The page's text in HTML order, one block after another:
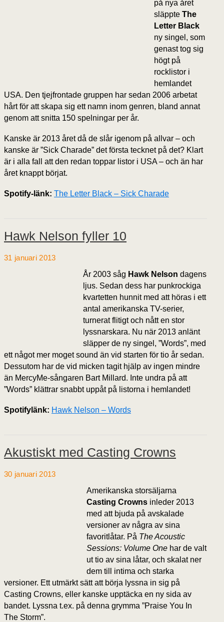
på nya året
släppte The
Letter Black
ny singel, som
genast tog sig
högt på
rocklistor i
hemlandet
USA. Den tjejfrontade gruppen har sedan 2006 arbetat
hårt för att skapa sig ett namn inom genren, bland annat
genom att snitta 150 spelningar per år.
Kanske är 2013 året då de slår igenom på allvar – och
kanske är ”Sick Charade” det första tecknet på det? Klart
är i alla fall att den redan toppar listor i USA – och än har
året knappt börjat.
Spotify-länk: The Letter Black – Sick Charade
Hawk Nelson fyller 10
31 januari 2013
År 2003 såg Hawk Nelson dagens
ljus. Sedan dess har punkrockiga
kvartetten hunnit med att höras i ett
antal amerikanska TV-serier,
turnerat flitigt och nått en stor
lyssnarskara. Nu när 2013 anlänt
släpper de ny singel, ”Words”, med
ett något mer moget sound än vid starten för tio år sedan.
Dessutom har de vid micken tagit hjälp av ingen mindre
än MercyMe-sångaren Bart Millard. Inte undra på att
”Words” klättrar snabbt uppåt på listorna i hemlandet!
Spotifylänk: Hawk Nelson – Words
Akustiskt med Casting Crowns
30 januari 2013
Amerikanska storsäljarna
Casting Crowns inleder 2013
med att bjuda på avskalade
versioner av några av sina
favoritlåtar. På The Acoustic
Sessions: Volume One har de valt
ut tio av sina låtar, och skalat ner
dem till intima och starka
versioner. Ett utmärkt sätt att börja lyssna in sig på
Casting Crowns, eller kanske upptäcka en ny sida av
bandet. Lyssna t.ex. på denna grymma ”Praise You In
The Storm”.